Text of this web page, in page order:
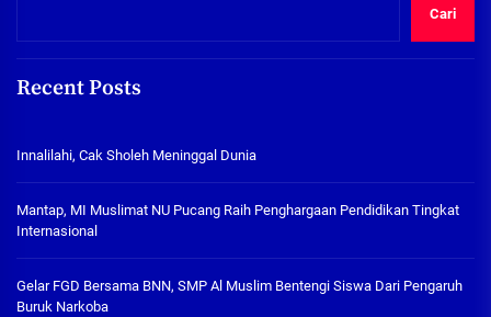
Cari
Recent Posts
Innalilahi, Cak Sholeh Meninggal Dunia
Mantap, MI Muslimat NU Pucang Raih Penghargaan Pendidikan Tingkat
Internasional
Gelar FGD Bersama BNN, SMP Al Muslim Bentengi Siswa Dari Pengaruh
Buruk Narkoba